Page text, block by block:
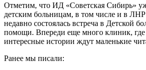
Отметим, что ИД «Советская Сибирь»
детским больницам, в том числе и в
недавно состоялась встреча в Детской
помощи. Впереди еще много клиник, где
интересные истории ждут маленькие
Ранее мы писали: